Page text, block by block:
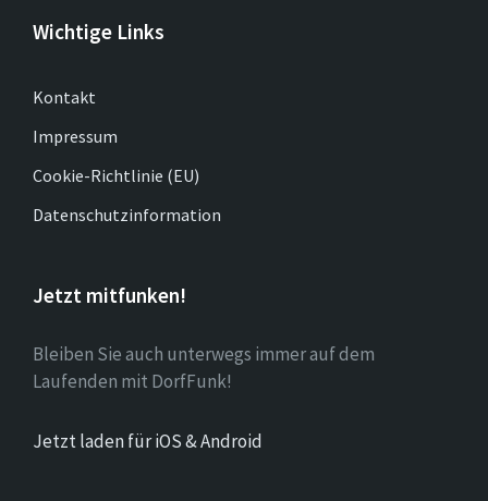
Wichtige Links
Kontakt
Impressum
Cookie-Richtlinie (EU)
Datenschutzinformation
Jetzt mitfunken!
Bleiben Sie auch unterwegs immer auf dem
Laufenden mit DorfFunk!
Jetzt laden für iOS & Android